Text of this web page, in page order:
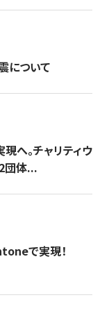
について
へ。チャリティウ
団体...
で実現！